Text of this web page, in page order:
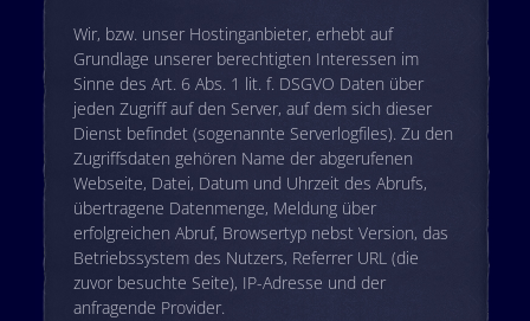
Wir, bzw. unser Hostinganbieter, erhebt auf
Grundlage unserer berechtigten Interessen im
Sinne des Art. 6 Abs. 1 lit. f. DSGVO Daten über
jeden Zugriff auf den Server, auf dem sich dieser
Dienst befindet (sogenannte Serverlogfiles). Zu den
Zugriffsdaten gehören Name der abgerufenen
Webseite, Datei, Datum und Uhrzeit des Abrufs,
übertragene Datenmenge, Meldung über
erfolgreichen Abruf, Browsertyp nebst Version, das
Betriebssystem des Nutzers, Referrer URL (die
zuvor besuchte Seite), IP-Adresse und der
anfragende Provider.